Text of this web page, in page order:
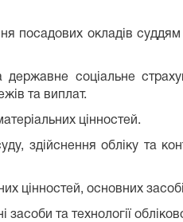
посадових окладів
соціальне
та виплат.
цінностей.
здійснення обліку та
цінностей, основних
засоби та технології